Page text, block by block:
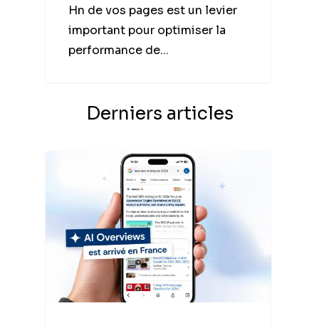
Hn de vos pages est un levier
important pour optimiser la
performance de...
Derniers articles